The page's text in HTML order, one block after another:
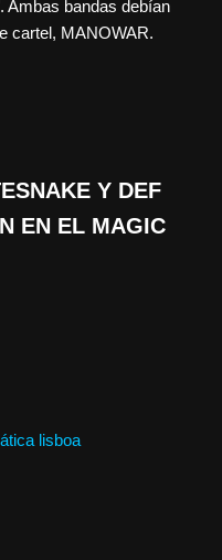
Ambas bandas debían
cartel, MANOWAR.
Y DEF
EN EL MAGIC
lisboa